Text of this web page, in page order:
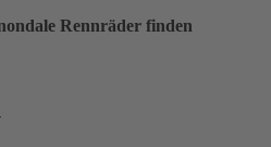
Rennräder finden